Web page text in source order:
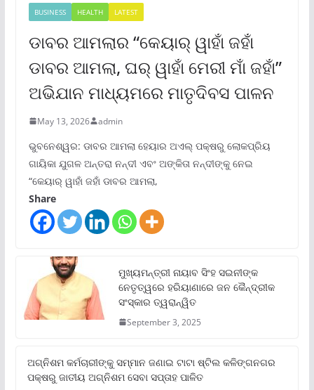
BUSINESS HEALTH LATEST
ଡାବର ଆମଲାର “କେୟାର୍ ୱାହାଁ ଜହାଁ
ଡାବର ଆମଲା, ଘର୍ ୱାହାଁ ମେରୀ ମାଁ ଜହାଁ”
ଅଭିଯାନ ମାଧ୍ୟମରେ ମାତୃଦିବସ ପାଳନ
May 13, 2026 admin
ଭୁବନେଶ୍ୱର: ଡାବର ଆମଲା ହେୟାର ଅଏଲ୍ ପକ୍ଷରୁ ଲୋକପ୍ରିୟ
ଗାୟିକା ଯୁଗଳ ଅନ୍ତରା ନନ୍ଦୀ ଏବଂ ଅଙ୍କିତା ନନ୍ଦୀଙ୍କୁ ନେଇ
“କେୟାର୍ ୱାହାଁ ଜହାଁ ଡାବର ଆମଲା,
Share
ମୁଖ୍ୟମନ୍ତ୍ରୀ ନାୟାବ ସିଂହ ସଇନୀଙ୍କ
ନେତୃତ୍ୱରେ ହରିୟାଣାରେ ଜନ କୈନ୍ଦ୍ରୀକ
ସଂସ୍କାର ତ୍ୱରାନ୍ୱିତ
September 3, 2025
ଅଗ୍ନିଶମ କର୍ମଚାରୀଙ୍କୁ ସମ୍ମାନ ଜଣାଇ ଟାଟା ଷ୍ଟିଲ କଳିଙ୍ଗନଗର
ପକ୍ଷରୁ ଜାତୀୟ ଅଗ୍ନିଶମ ସେବା ସପ୍ତାହ ପାଳିତ